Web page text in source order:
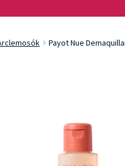
Payot Nue